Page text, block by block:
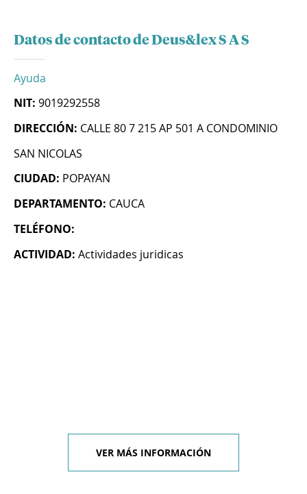
Datos de contacto de Deus&lex S A S
Ayuda
NIT: 9019292558
DIRECCIÓN: CALLE 80 7 215 AP 501 A CONDOMINIO
SAN NICOLAS
CIUDAD: POPAYAN
DEPARTAMENTO: CAUCA
TELÉFONO:
ACTIVIDAD: Actividades juridicas
VER MÁS INFORMACIÓN